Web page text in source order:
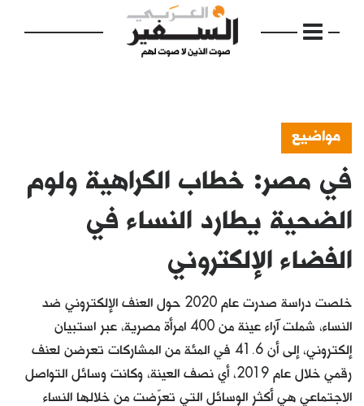
الرئيسية
مواضيع
إفتتاحية
دفاتر
بالصورة
كتّابنا
مواضيع
في مصر: خطاب الكراهية ولوم
الضحية يطارد النساء في
الفضاء الإلكتروني
خلصت دراسة صدرت عام 2020 حول العنف الإلكتروني ضد
النساء، شملت آراء عينة من 400 امرأة مصرية، عبر استبيان
إلكتروني، إلى أن 41.6 في المئة من المشاركات تعرضن لعنف
رقمي خلال عام 2019، أي نصف العينة، وكانت وسائل التواصل
الاجتماعي هي أكثر الوسائل التي تعرّضت من خلالها النساء